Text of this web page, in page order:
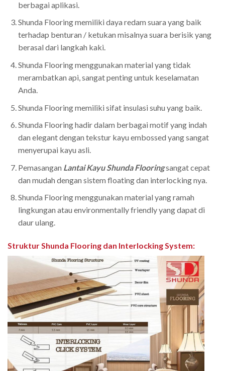
berbagai aplikasi.
Shunda Flooring memiliki daya redam suara yang baik
terhadap benturan / ketukan misalnya suara berisik yang
berasal dari langkah kaki.
Shunda Flooring menggunakan material yang tidak
merambatkan api, sangat penting untuk keselamatan
Anda.
Shunda Flooring memiliki sifat insulasi suhu yang baik.
Shunda Flooring hadir dalam berbagai motif yang indah
dan elegant dengan tekstur kayu embossed yang sangat
menyerupai kayu asli.
Pemasangan Lantai Kayu Shunda Flooringsangat cepat
dan mudah dengan sistem floating dan interlocking nya.
Shunda Flooring menggunakan material yang ramah
lingkungan atau environmentally friendly yang dapat di
daur ulang.
Struktur Shunda Flooring dan Interlocking System: